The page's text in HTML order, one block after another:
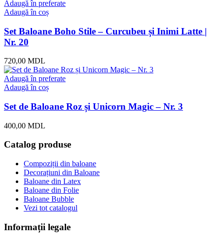
a
fost:
Adaugă în preferate
Adaugă în coș
Set Baloane Boho Stile – Curcubeu și Inimi Latte |
Nr. 20
720,00 MDL
Adaugă în preferate
Adaugă în coș
Set de Baloane Roz și Unicorn Magic – Nr. 3
400,00 MDL
Catalog produse
Compoziții din baloane
Decorațiuni din Baloane
Baloane din Latex
Baloane din Folie
Baloane Bubble
Vezi tot catalogul
Informații legale